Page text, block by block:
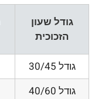
גודל שעון
הזכוכית
גודל 30/45
גודל 40/60